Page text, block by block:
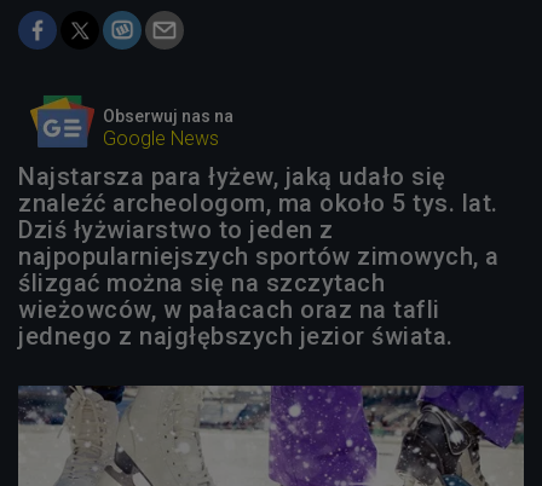
Obserwuj nas na
Google News
Najstarsza para łyżew, jaką udało się
znaleźć archeologom, ma około 5 tys. lat.
Dziś łyżwiarstwo to jeden z
najpopularniejszych sportów zimowych, a
ślizgać można się na szczytach
wieżowców, w pałacach oraz na tafli
jednego z najgłębszych jezior świata.